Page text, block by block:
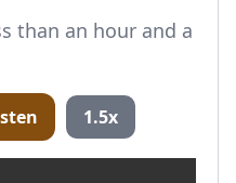
than an hour and a
1.5x